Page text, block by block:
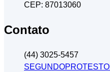
CEP: 87013060
Contato
(44) 3025-5457